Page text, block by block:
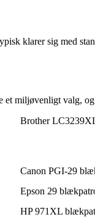
klarer sig med
miljøvenligt valg,
Brother
Canon PGI-29
Epson 29
HP 971XL